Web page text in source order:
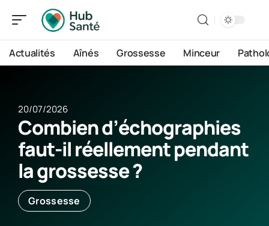
Actualités Aînés Grossesse Minceur
20/07/2026
Combien d’échographies
faut-il réellement pendant
la grossesse ?
Grossesse